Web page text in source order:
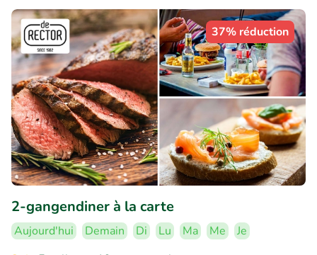
37% réduction
2-gangendiner à la carte
Aujourd'hui Demain Di Lu Ma Me
Je